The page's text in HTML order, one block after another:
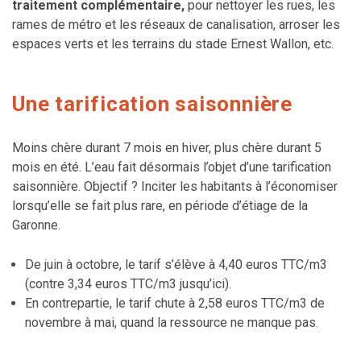
traitement complémentaire, pour nettoyer les rues, les
rames de métro et les réseaux de canalisation, arroser les
espaces verts et les terrains du stade Ernest Wallon, etc.
Une tarification saisonnière
Moins chère durant 7 mois en hiver, plus chère durant 5
mois en été. L’eau fait désormais l’objet d’une tarification
saisonnière. Objectif ? Inciter les habitants à l’économiser
lorsqu’elle se fait plus rare, en période d’étiage de la
Garonne.
De juin à octobre, le tarif s’élève à 4,40 euros TTC/m3
(contre 3,34 euros TTC/m3 jusqu’ici).
En contrepartie, le tarif chute à 2,58 euros TTC/m3 de
novembre à mai, quand la ressource ne manque pas.